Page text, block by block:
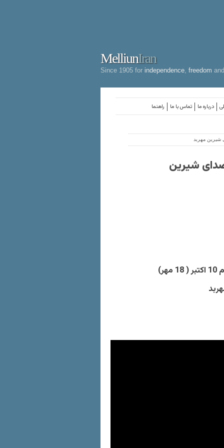
MelliunIran
Since 1905 for independence freedom
راهنما تماس با ما درباره ما
شیرین مهربد
صدای شیرین